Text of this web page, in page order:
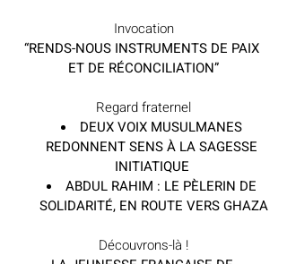
Invocation
“RENDS-NOUS INSTRUMENTS DE PAIX
ET DE RÉCONCILIATION”
Regard fraternel
DEUX VOIX MUSULMANES
REDONNENT SENS À LA SAGESSE
INITIATIQUE
ABDUL RAHIM : LE PÈLERIN DE
SOLIDARITÉ, EN ROUTE VERS GHAZA
Découvrons-là !